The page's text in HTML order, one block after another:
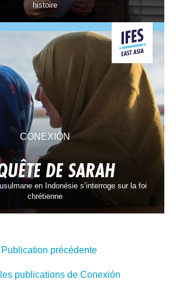
histoire
CONEXIÓN
DE SARAH
en Indonésie s’interroge sur la foi
chrétienne
précédente
publications de Conexión